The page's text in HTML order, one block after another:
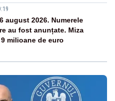
august 2026. Numerele
au fost anunțate. Miza
milioane de euro